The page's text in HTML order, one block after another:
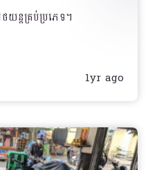
យន្តគ្រប់ប្រភេទ។
1yr ago